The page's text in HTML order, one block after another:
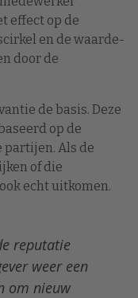
effect op de
en de waarde-
door de
de basis. Deze
op de
partijen. Als de
of die
echt uitkomen.
reputatie
weer een
om nieuw